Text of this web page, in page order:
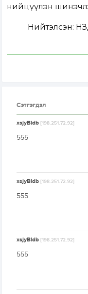
нийцүүлэн
Нийтэлсэн:
Сэтгэгдэл
xsjyBldb[198.251.72.92]
555
xsjyBldb[198.251.72.92]
555
xsjyBldb[198.251.72.92]
555